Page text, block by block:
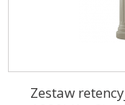
Zestaw